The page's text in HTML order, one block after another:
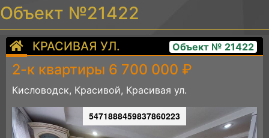
Объект №21422
КРАСИВАЯ УЛ. Объект № 21422
2-к квартиры 6 700 000 ₽
Кисловодск, Красивой, Красивая ул.
5471888459837860223